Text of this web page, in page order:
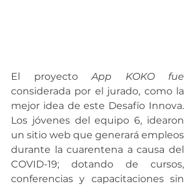
El proyecto
considerada por el jurado, como la
mejor idea de este Desafío Innova.
Los jóvenes del equipo 6, idearon
un sitio web que generará empleos
durante la cuarentena a causa del
COVID-19; dotando de cursos,
conferencias y capacitaciones sin